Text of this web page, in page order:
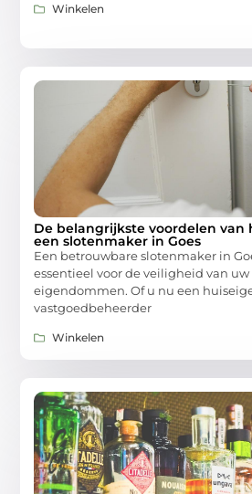
Winkelen
De belangrijkste voordelen van
een slotenmaker in Goes
Een betrouwbare slotenmaker in
essentieel voor de veiligheid van
eigendommen. Of u nu een
vastgoedbeheerder
Winkelen